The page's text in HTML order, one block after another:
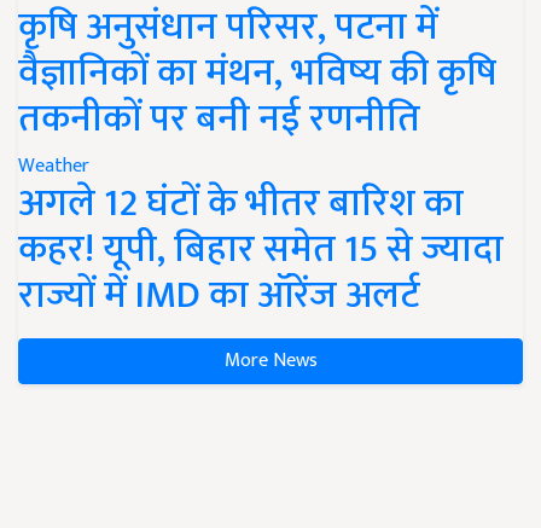
कृषि अनुसंधान परिसर, पटना में
वैज्ञानिकों का मंथन, भविष्य की कृषि
तकनीकों पर बनी नई रणनीति
Weather
अगले 12 घंटों के भीतर बारिश का
कहर! यूपी, बिहार समेत 15 से ज्यादा
राज्यों में IMD का ऑरेंज अलर्ट
More News